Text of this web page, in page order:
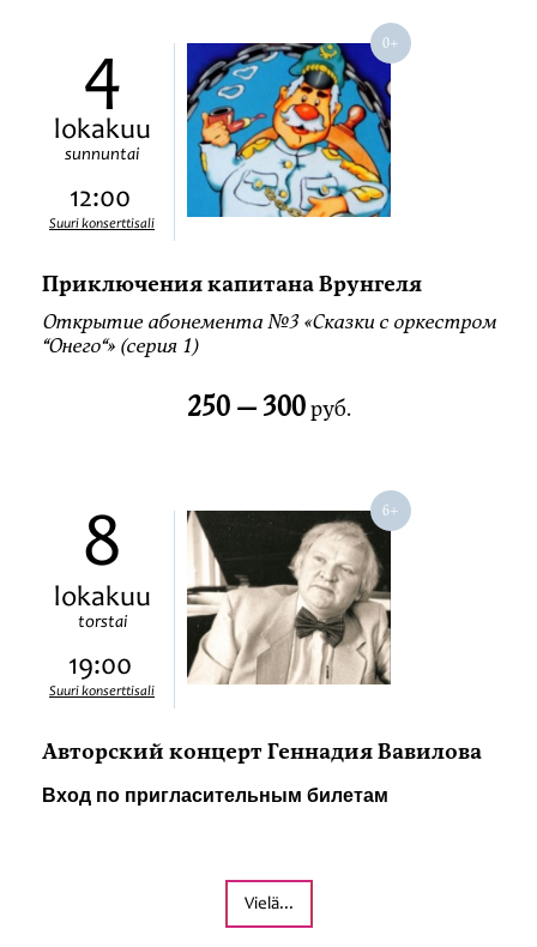
4
lokakuu
sunnuntai
12:00
Suuri konserttisali
Приключения капитана Врунгеля
Открытие абонемента №3 «Сказки с оркестром
“Онего“» (серия 1)
250 — 300руб.
8
lokakuu
torstai
19:00
Suuri konserttisali
Авторский концерт Геннадия Вавилова
Вход по пригласительным билетам
Vielä...